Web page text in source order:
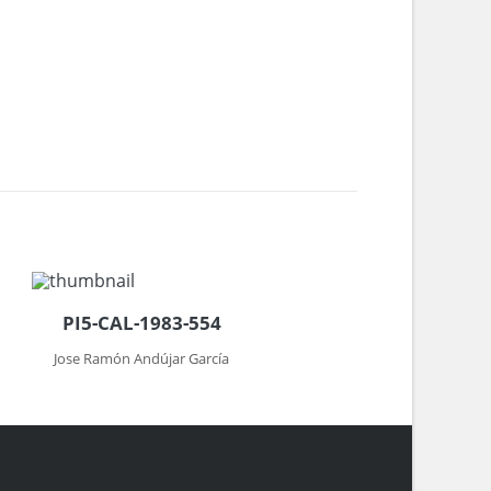
PI5-CAL-1983-554
Jose Ramón Andújar García